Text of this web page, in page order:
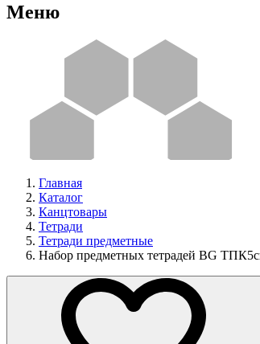
Меню
Главная
Каталог
Канцтовары
Тетради
Тетради предметные
Набор предметных тетрадей BG